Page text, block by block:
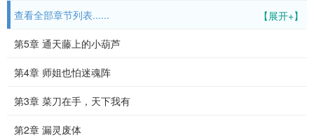
【展开+】
查看全部章节列表......
第5章 通天藤上的小葫芦
第4章 师姐也怕迷魂阵
第3章 菜刀在手，天下我有
第2章 漏灵废体